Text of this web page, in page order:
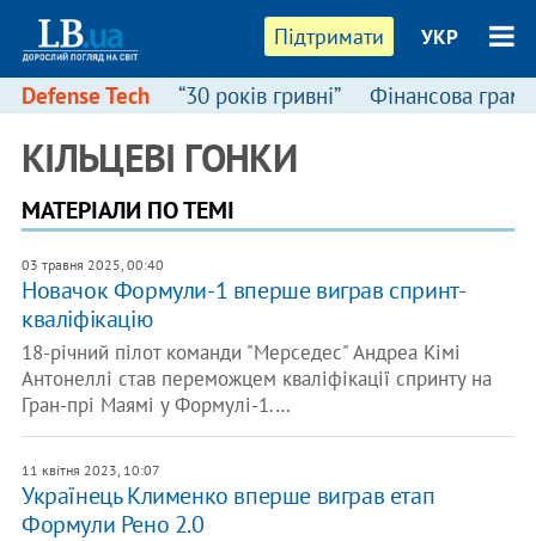
Підтримати УКР
Defense Tech “30 років гривні” Фінансова
КІЛЬЦЕВІ ГОНКИ
МАТЕРІАЛИ ПО ТЕМІ
03 травня 2025, 00:40
Новачок Формули-1 вперше виграв спринт-
кваліфікацію
18-річний пілот команди "Мерседес" Андреа Кімі
Антонеллі став переможцем кваліфікації спринту на
Гран-прі Маямі у Формулі-1.…
11 квітня 2023, 10:07
Українець Клименко вперше виграв етап
Формули Рено 2.0